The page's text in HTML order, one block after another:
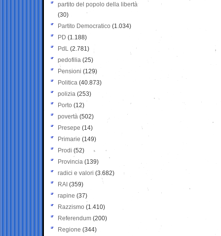
partito del popolo della libertà
(30)
Partito Democratico (1.034)
PD (1.188)
PdL (2.781)
pedofilia (25)
Pensioni (129)
Politica (40.873)
polizia (253)
Porto (12)
povertà (502)
Presepe (14)
Primarie (149)
Prodi (52)
Provincia (139)
radici e valori (3.682)
RAI (359)
rapine (37)
Razzismo (1.410)
Referendum (200)
Regione (344)